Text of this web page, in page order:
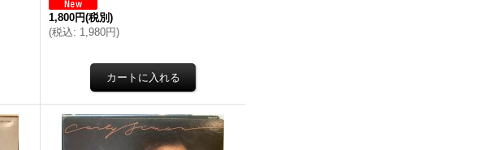
1,800円(税別)
(税込: 1,980円)